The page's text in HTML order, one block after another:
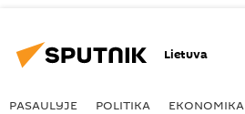
Lietuva
PASAULYJE POLITIKA EKONOMIKA